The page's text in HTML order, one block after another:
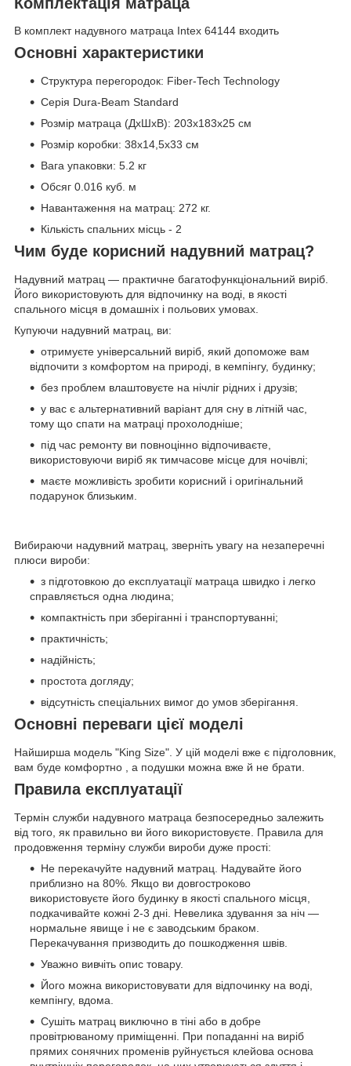
В комплект надувного матраца Intex 64144 входить
Основні характеристики
Структура перегородок: Fiber-Tech Technology
Серія Dura-Beam Standard
Розмір матраца (ДхШхВ): 203x183x25 см
Розмір коробки: 38x14,5x33 см
Вага упаковки: 5.2 кг
Обсяг 0.016 куб. м
Навантаження на матрац: 272 кг.
Кількість спальних місць - 2
Чим буде корисний надувний матрац?
Надувний матрац — практичне багатофункціональний виріб.
Його використовують для відпочинку на воді, в якості
спального місця в домашніх і польових умовах.
Купуючи надувний матрац, ви:
отримуєте універсальний виріб, який допоможе вам
відпочити з комфортом на природі, в кемпінгу, будинку;
без проблем влаштовуєте на нічліг рідних і друзів;
у вас є альтернативний варіант для сну в літній час,
тому що спати на матраці прохолодніше;
під час ремонту ви повноцінно відпочиваєте,
використовуючи виріб як тимчасове місце для ночівлі;
маєте можливість зробити корисний і оригінальний
подарунок близьким.
Вибираючи надувний матрац, зверніть увагу на незаперечні
плюси вироби:
з підготовкою до експлуатації матраца швидко і легко
справляється одна людина;
компактність при зберіганні і транспортуванні;
практичність;
надійність;
простота догляду;
відсутність спеціальних вимог до умов зберігання.
Основні переваги цієї моделі
Найширша модель "King Size". У цій моделі вже є підголовник,
вам буде комфортно , а подушки можна вже й не брати.
Правила експлуатації
Термін служби надувного матраца безпосередньо залежить
від того, як правильно ви його використовуєте. Правила для
продовження терміну служби вироби дуже прості:
Не перекачуйте надувний матрац. Надувайте його
приблизно на 80%. Якщо ви довгостроково
використовуєте його будинку в якості спального місця,
подкачивайте кожні 2-3 дні. Невелика здування за ніч —
нормальне явище і не є заводським браком.
Перекачування призводить до пошкодження швів.
Уважно вивчіть опис товару.
Його можна використовувати для відпочинку на воді,
кемпінгу, вдома.
Сушіть матрац виключно в тіні або в добре
провітрюваному приміщенні. При попаданні на виріб
прямих сонячних променів руйнується клейова основа